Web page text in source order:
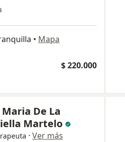
• Mapa
$ 220.000
De La
Martelo
· Ver más